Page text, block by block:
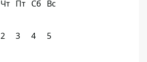
Чт Пт Сб Вс
2 3 4 5